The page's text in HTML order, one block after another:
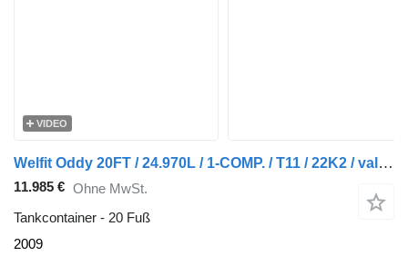
VIDEO
Welfit Oddy 20FT / 24.970L / 1-COMP. / T11 / 22K2 / valid 5Y/CSC-inspection
11.985 € Ohne MwSt.
Tankcontainer - 20 Fuß
2009